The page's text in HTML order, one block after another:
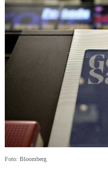
Foto: Bloomberg